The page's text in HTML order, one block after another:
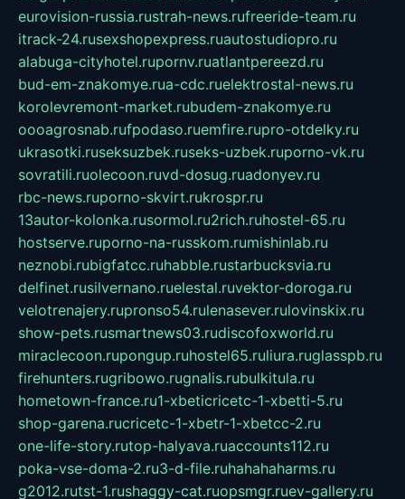
eurovision-russia.rustrah-news.rufreeride-team.ru
itrack-24.rusexshopexpress.ruautostudiopro.ru
alabuga-cityhotel.rupornv.ruatlantpereezd.ru
bud-em-znakomye.rua-cdc.ruelektrostal-news.ru
korolevremont-market.rubudem-znakomye.ru
oooagrosnab.rufpodaso.ruemfire.rupro-otdelky.ru
ukrasotki.ruseksuzbek.ruseks-uzbek.ruporno-vk.ru
sovratili.ruolecoon.ruvd-dosug.ruadonyev.ru
rbc-news.ruporno-skvirt.rukrospr.ru
13autor-kolonka.rusormol.ru2rich.ruhostel-65.ru
hostserve.ruporno-na-russkom.rumishinlab.ru
neznobi.rubigfatcc.ruhabble.rustarbucksvia.ru
delfinet.rusilvernano.ruelestal.ruvektor-doroga.ru
velotrenajery.rupronso54.rulenasever.rulovinskix.ru
show-pets.rusmartnews03.rudiscofoxworld.ru
miraclecoon.rupongup.ruhostel65.ruliura.ruglasspb.ru
firehunters.rugribowo.rugnalis.rubulkitula.ru
hometown-france.ru1-xbeticricetc-1-xbetti-5.ru
shop-garena.rucricetc-1-xbetr-1-xbetcc-2.ru
one-life-story.rutop-halyava.ruaccounts112.ru
poka-vse-doma-2.ru3-d-file.ruhahahaharms.ru
g2012.rutst-1.rushaggy-cat.ruopsmgr.ruev-gallery.ru